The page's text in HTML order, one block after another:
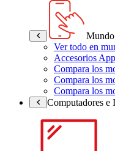
Ver todo en
Accesorios
Compara los
Compara los
Compara los
Computadores e